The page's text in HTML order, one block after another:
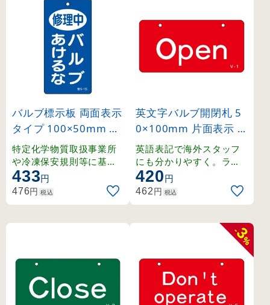
バルブ標示板 両面表示
タイプ 100×50mm 修
理中 バルブあけるな (
166028)
特定化学物質取扱事業所
や冷凍保安規則等に基づ
く、バルブの誤操作防止
に最適な標示板です。
433円
476円 税込
英文字バルブ開閉札 5
0×100mm 片面表示 O
pen(赤) (168001)
英語表記で海外スタッフ
にも分かりやすく。ラミ
ネート加工の硬質塩ビ製
。
420円
462円 税込
-
3
%